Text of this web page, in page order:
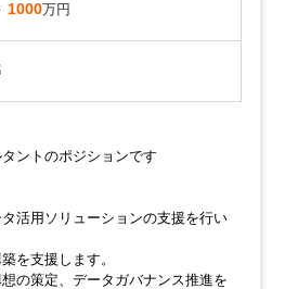
1000万円
ントのポジションです
活用ソリューションの支援を行い
を支援します。
の策定、データガバナンス推進を